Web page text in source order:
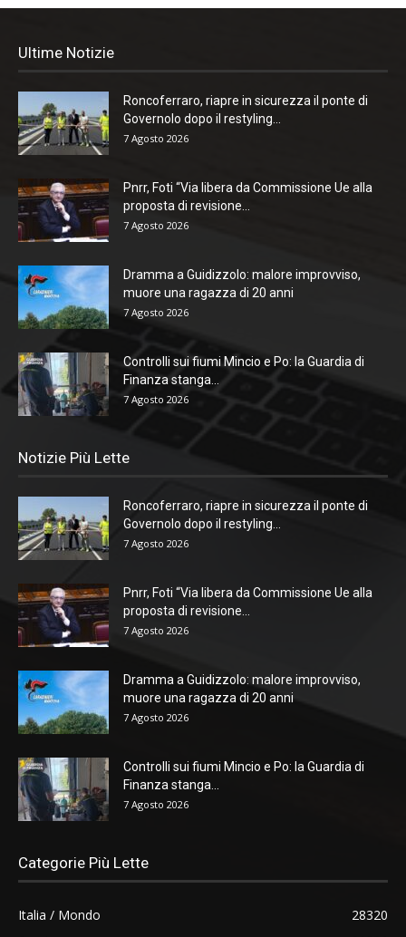
Ultime Notizie
Roncoferraro, riapre in sicurezza il ponte di
Governolo dopo il restyling...
7 Agosto 2026
Pnrr, Foti “Via libera da Commissione Ue alla
proposta di revisione...
7 Agosto 2026
Dramma a Guidizzolo: malore improvviso,
muore una ragazza di 20 anni
7 Agosto 2026
Controlli sui fiumi Mincio e Po: la Guardia di
Finanza stanga...
7 Agosto 2026
Notizie Più Lette
Roncoferraro, riapre in sicurezza il ponte di
Governolo dopo il restyling...
7 Agosto 2026
Pnrr, Foti “Via libera da Commissione Ue alla
proposta di revisione...
7 Agosto 2026
Dramma a Guidizzolo: malore improvviso,
muore una ragazza di 20 anni
7 Agosto 2026
Controlli sui fiumi Mincio e Po: la Guardia di
Finanza stanga...
7 Agosto 2026
Categorie Più Lette
Italia / Mondo
28320